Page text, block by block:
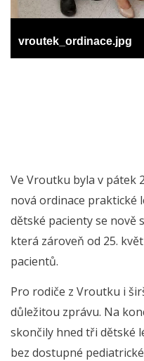
vroutek_ordinace.jpg
Ve Vroutku byla v pátek
nová ordinace praktické
dětské pacienty se nově
která zároveň od 25.
pacientů.
Pro rodiče z Vroutku i
důležitou zprávu. Na
skončily hned tři dětské
bez dostupné